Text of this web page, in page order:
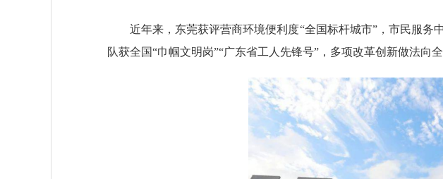
近年来，东莞获评营商环境便利度“全国标杆城市”，市民服务
队获全国“巾帼文明岗”“广东省工人先锋号”，多项改革创新做法向全